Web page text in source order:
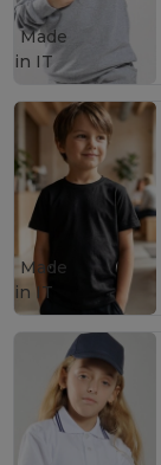
Made
in IT
Made
in IT